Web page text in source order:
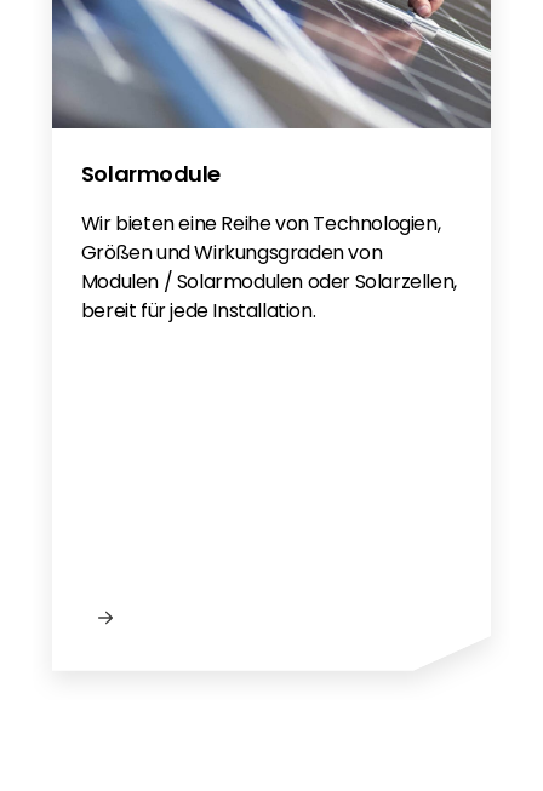
Anker Solix X1 1ph NL
Anker Solix 3ph EN
Anker Solix X1 3ph De
Anker Solix X1 FR
Anker Solix X1 3ph FR
Anker Solix X1 SV
Anker Solix X1 PL
Solarmodule
Wir bieten eine Reihe von Technologien,
Größen und Wirkungsgraden von
Modulen / Solarmodulen oder Solarzellen,
bereit für jede Installation.